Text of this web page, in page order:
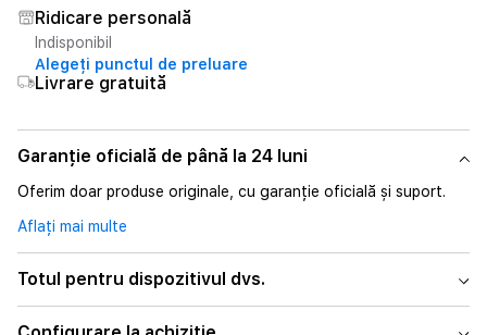
Ridicare personală
Indisponibil
Alegeți punctul de preluare
Livrare gratuită
Garanție oficială de până la 24 luni
Oferim doar produse originale, cu garanție oficială și suport.
Aflați mai multe
Totul pentru dispozitivul dvs.